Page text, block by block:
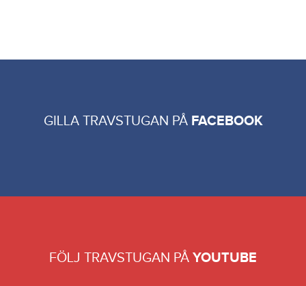
GILLA TRAVSTUGAN PÅ FACEBOOK
FÖLJ TRAVSTUGAN PÅ YOUTUBE